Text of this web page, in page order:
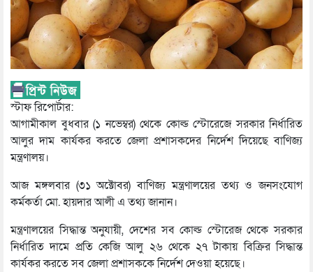
স্টাফ রিপোর্টার:
আগামীকাল বুধবার (১ নভেম্বর) থেকে কোল্ড স্টোরেজে সরকার নির্ধারিত
আলুর দাম কার্যকর করতে জেলা প্রশাসকদের নির্দেশ দিয়েছে বাণিজ্য
মন্ত্রণালয়।
আজ মঙ্গলবার (৩১ অক্টোবর) বাণিজ্য মন্ত্রণালয়ের তথ্য ও জনসংযোগ
কর্মকর্তা মো. হায়দার আলী এ তথ্য জানান।
মন্ত্রণালয়ের সিদ্ধান্ত অনুযায়ী, দেশের সব কোল্ড স্টোরেজ থেকে সরকার
নির্ধারিত দামে প্রতি কেজি আলু ২৬ থেকে ২৭ টাকায় বিক্রির সিদ্ধান্ত
কার্যকর করতে সব জেলা প্রশাসককে নির্দেশ দেওয়া হয়েছে।